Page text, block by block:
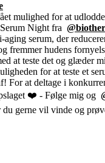
mulighed for at
Night fra
aging serum, der
fremmer hudens
at teste det og glæder
for at teste et
For at deltage i
❤️ - Følge mig og
gerne vil vinde og